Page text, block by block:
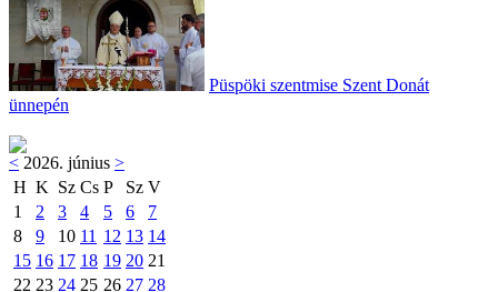
Püspöki szentmise Szent Donát
ünnepén
< 2026. június >
H K Sz Cs P Sz V
1
2 3 4 5 6
7
8
9 10 11 12 13 14
15 16 17 18 19 20 21
22 23 24 25 26 27 28